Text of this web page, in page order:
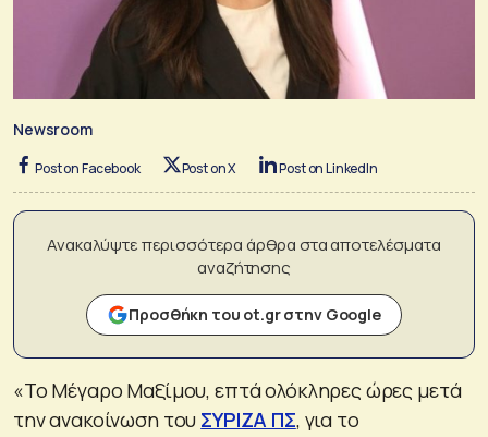
Newsroom
Post on Facebook Post on X Post on LinkedIn
Ανακαλύψτε περισσότερα άρθρα στα αποτελέσματα
αναζήτησης
Προσθήκη του ot.gr στην Google
«Το Μέγαρο Μαξίμου, επτά ολόκληρες ώρες μετά
την ανακοίνωση του ΣΥΡΙΖΑ ΠΣ, για το